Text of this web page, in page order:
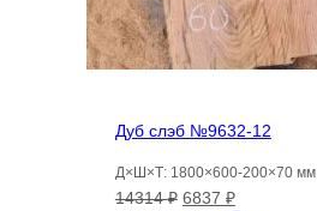
Дуб слэб №9632-12
Д×Ш×Т: 1800×600-200×70 мм
14314₽ Первоначальная
6837 ₽Текущая